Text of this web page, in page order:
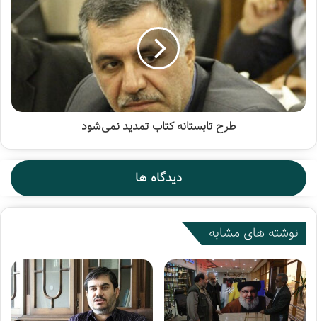
راننده اتوبوس یه نگاهی به من انداخت و گفت: «این یه موضوع
ملّیه. به خارجیا ارتباطی نداره.»
(آفرین ورپریده! از این حس ملی گرایی‌ات خیلی خوشم اومد
بی‌تربیت) خب، دیگه چی باید می‌گفتم؟ هیچی! اما واقعا این
حس دوگانه‌ای که توی پرانتز نوشتم سراغم اومد. اگرچه جواب
بی‌ادبانه‌ای بود، آفرین به این شخص که علیه دولتش هم که
تحصن می‌کنه وقتی مقابل یه خارجی قرار می‌گیره بهش حق
نمی‌ده که بخواد حتی وارد دعواهای ملی بشه. واقعا از این کارش
خیلی خوشم اومد. من اگه جای رئیس‌اش بودم حتما تشویق‌اش
می‌کردم.»
گفتنی است رهبر انقلاب چندی پیش در جریان یکی از دیدارها
گفتند: «کتاب خاطرات سفیر را توصیه کنید که خانم‌هایتان
بخوانند.»
طرح تابستانه کتاب تمدید نمی‌شود
دیدگاه ها
نوشته های مشابه